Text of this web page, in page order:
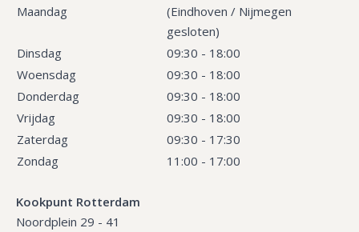
Maandag
(Eindhoven / Nijmegen
gesloten)
Dinsdag
09:30 - 18:00
Woensdag
09:30 - 18:00
Donderdag
09:30 - 18:00
Vrijdag
09:30 - 18:00
Zaterdag
09:30 - 17:30
Zondag
11:00 - 17:00
Kookpunt Rotterdam
Noordplein 29 - 41